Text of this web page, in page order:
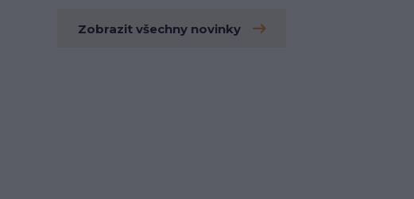
Zobrazit všechny novinky